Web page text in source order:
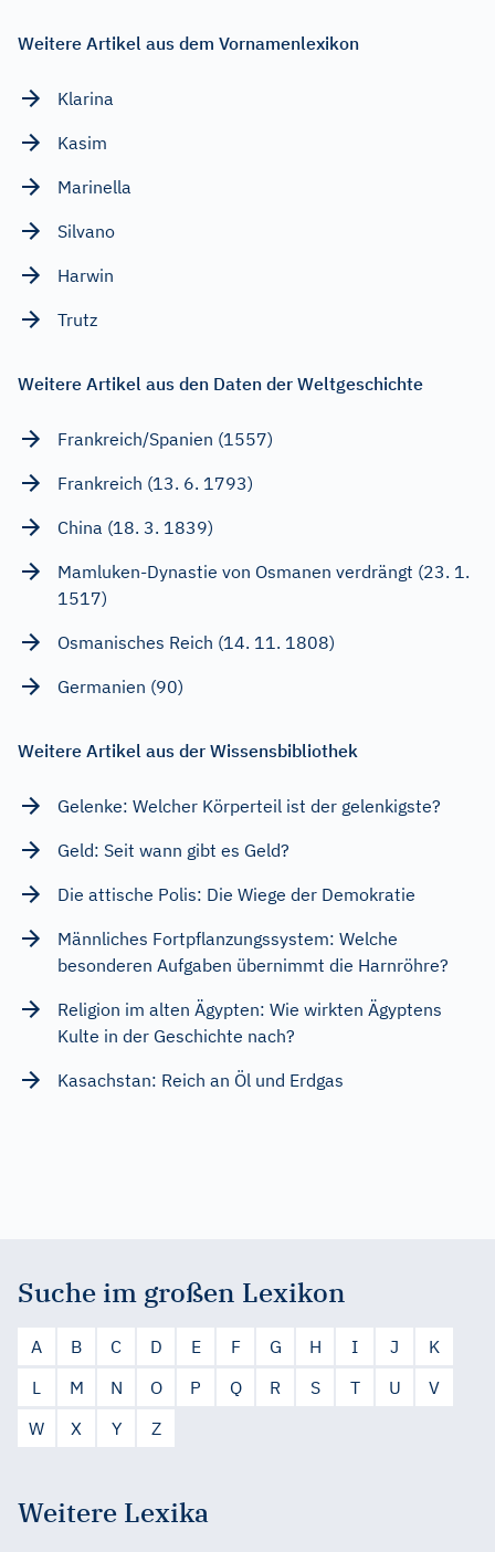
Weitere Artikel aus dem Vornamenlexikon
Klarina
Kasim
Marinella
Silvano
Harwin
Trutz
Weitere Artikel aus den Daten der Weltgeschichte
Frankreich/Spanien (1557)
Frankreich (13. 6. 1793)
China (18. 3. 1839)
Mamluken-Dynastie von Osmanen verdrängt (23. 1.
1517)
Osmanisches Reich (14. 11. 1808)
Germanien (90)
Weitere Artikel aus der Wissensbibliothek
Gelenke: Welcher Körperteil ist der gelenkigste?
Geld: Seit wann gibt es Geld?
Die attische Polis: Die Wiege der Demokratie
Männliches Fortpflanzungssystem: Welche
besonderen Aufgaben übernimmt die Harnröhre?
Religion im alten Ägypten: Wie wirkten Ägyptens
Kulte in der Geschichte nach?
Kasachstan: Reich an Öl und Erdgas
Suche im großen Lexikon
A B C D E F G H I J
K
L
M N O P Q R S T U
V
W
X Y Z
Weitere Lexika